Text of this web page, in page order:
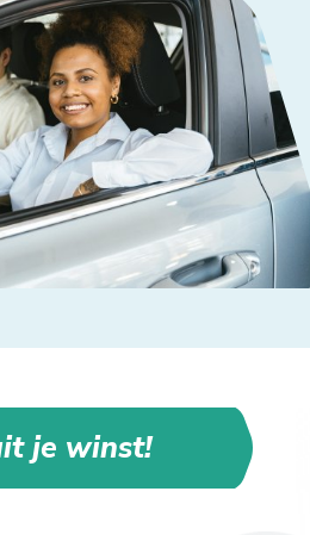
je winst!